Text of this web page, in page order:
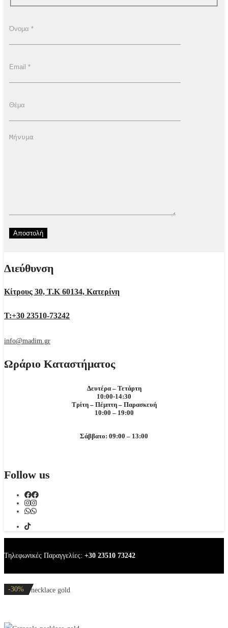
Διεύθυνση
Κίτρους 30, Τ.Κ 60134, Κατερίνη
Τ:+30 23510-73242
info@madim.gr
Ωράριο Καταστήματος
Δευτέρα – Τετάρτη
10:00-14:30
Τρίτη – Πέμπτη – Παρασκευή
10:00 – 19:00
Σάββατο: 09:00 – 13:00
Follow us
Τηλεφωνικές Παραγγελίες: +30 23510 73242
Caracola necklace gold
-20%
-30%
-20%
-20%
-30%